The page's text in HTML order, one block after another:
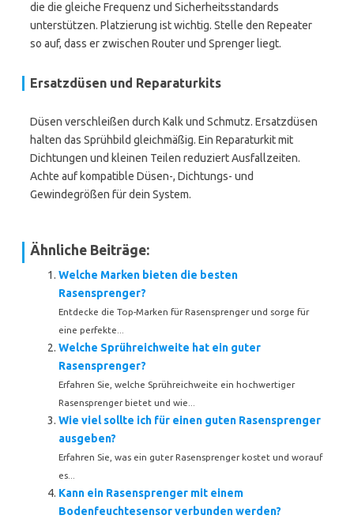
die die gleiche Frequenz und Sicherheitsstandards
unterstützen. Platzierung ist wichtig. Stelle den Repeater
so auf, dass er zwischen Router und Sprenger liegt.
Ersatzdüsen und Reparaturkits
Düsen verschleißen durch Kalk und Schmutz. Ersatzdüsen
halten das Sprühbild gleichmäßig. Ein Reparaturkit mit
Dichtungen und kleinen Teilen reduziert Ausfallzeiten.
Achte auf kompatible Düsen-, Dichtungs- und
Gewindegrößen für dein System.
Ähnliche Beiträge:
Welche Marken bieten die besten
Rasensprenger?
Entdecke die Top-Marken für Rasensprenger und sorge für
eine perfekte...
Welche Sprühreichweite hat ein guter
Rasensprenger?
Erfahren Sie, welche Sprühreichweite ein hochwertiger
Rasensprenger bietet und wie...
Wie viel sollte ich für einen guten Rasensprenger
ausgeben?
Erfahren Sie, was ein guter Rasensprenger kostet und worauf
es...
Kann ein Rasensprenger mit einem
Bodenfeuchtesensor verbunden werden?